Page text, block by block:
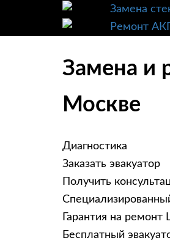
Замена
Ремонт
Замена и
Москве
Диагностика
Заказать эвакуатор
Получить
Гарантия на
Бесплатный